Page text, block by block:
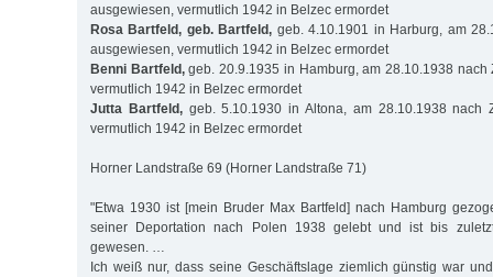
ausgewiesen, vermutlich 1942 in Belzec ermordet
Rosa Bartfeld, geb. Bartfeld, geb. 4.10.1901 in Harburg, am
ausgewiesen, vermutlich 1942 in Belzec ermordet
Benni Bartfeld,geb. 20.9.1935 in Hamburg, am 28.10.1938 nach
vermutlich 1942 in Belzec ermordet
Jutta Bartfeld,geb. 5.10.1930 in Altona, am 28.10.1938 nach
vermutlich 1942 in Belzec ermordet
Horner Landstraße 69 (Horner Landstraße 71)
"Etwa 1930 ist [mein Bruder Max Bartfeld] nach Hamburg
seiner Deportation nach Polen 1938 gelebt und ist bis
gewesen. …
Ich weiß nur, dass seine Geschäftslage ziemlich günstig war